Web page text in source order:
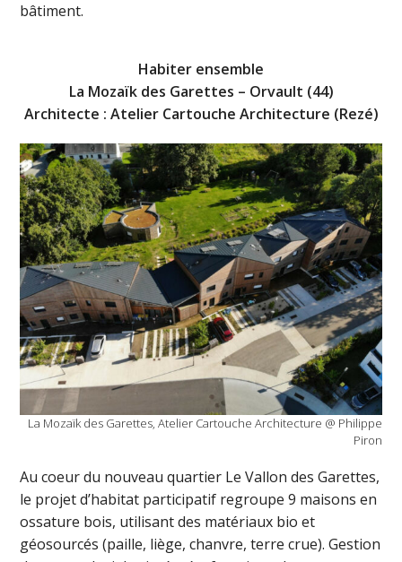
bâtiment.
Habiter ensemble
La Mozaïk des Garettes – Orvault (44)
Architecte : Atelier Cartouche Architecture (Rezé)
La Mozaïk des Garettes, Atelier Cartouche Architecture @ Philippe
Piron
Au coeur du nouveau quartier Le Vallon des Garettes,
le projet d’habitat participatif regroupe 9 maisons en
ossature bois, utilisant des matériaux bio et
géosourcés (paille, liège, chanvre, terre crue). Gestion